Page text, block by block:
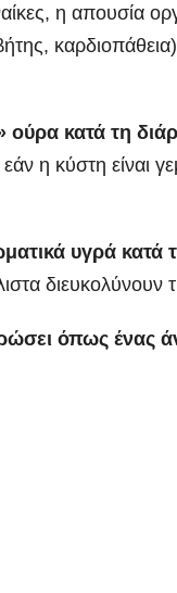
η απουσία
κατά τη
εάν η κύστη
υγρά κατά
διευκολύνουν
όπως ένας